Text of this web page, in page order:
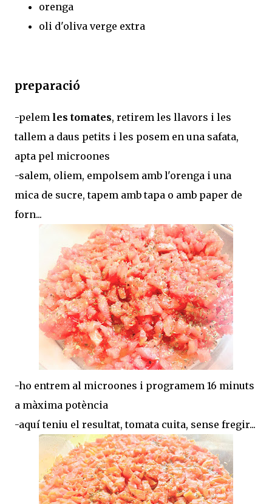
orenga
oli d'oliva verge extra
preparació
-pelem les tomates, retirem les llavors i les
tallem a daus petits i les posem en una safata,
apta pel microones
-salem, oliem, empolsem amb l'orenga i una
mica de sucre, tapem amb tapa o amb paper de
forn...
-ho entrem al microones i programem 16 minuts
a màxima potència
-aquí teniu el resultat, tomata cuita, sense fregir...